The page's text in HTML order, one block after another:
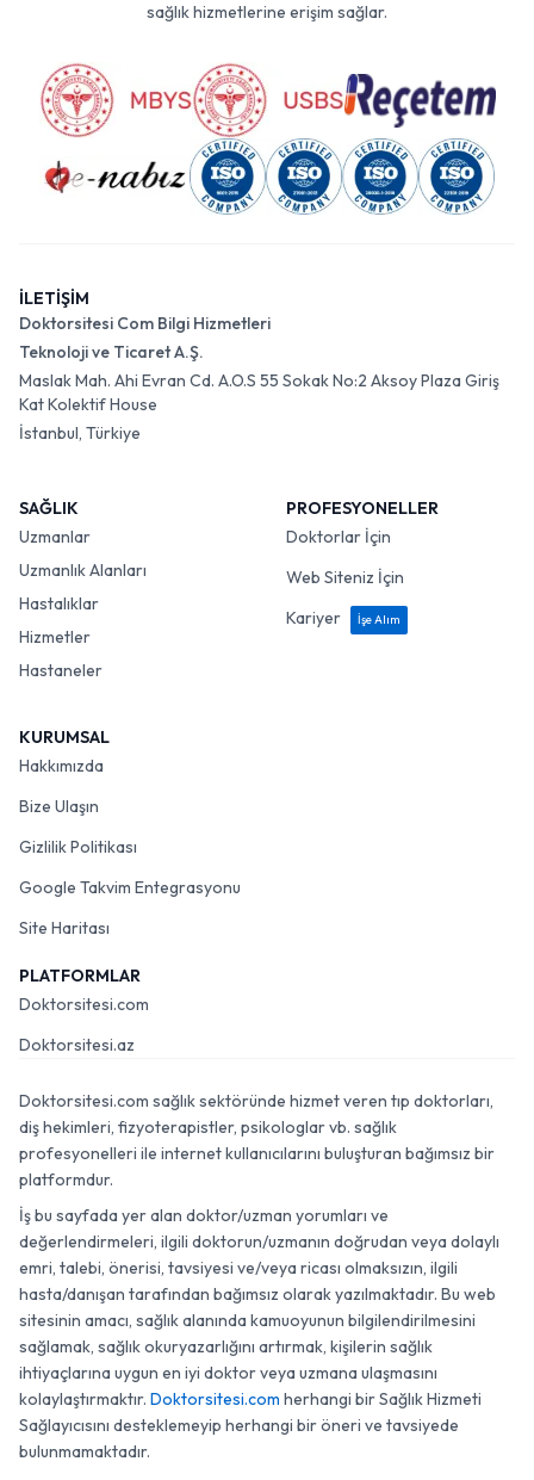
sağlık hizmetlerine erişim sağlar.
İLETİŞİM
Doktorsitesi Com Bilgi Hizmetleri
Teknoloji ve Ticaret A.Ş.
Maslak Mah. Ahi Evran Cd. A.O.S 55 Sokak No:2 Aksoy Plaza Giriş
Kat Kolektif House
İstanbul, Türkiye
SAĞLIK
Uzmanlar
Uzmanlık Alanları
Hastalıklar
Hizmetler
Hastaneler
PROFESYONELLER
Doktorlar İçin
Web Siteniz İçin
Kariyer
İşe Alım
KURUMSAL
Hakkımızda
Bize Ulaşın
Gizlilik Politikası
Google Takvim Entegrasyonu
Site Haritası
PLATFORMLAR
Doktorsitesi.com
Doktorsitesi.az
Doktorsitesi.com sağlık sektöründe hizmet veren tıp doktorları,
diş hekimleri, fizyoterapistler, psikologlar vb. sağlık
profesyonelleri ile internet kullanıcılarını buluşturan bağımsız bir
platformdur.
İş bu sayfada yer alan doktor/uzman yorumları ve
değerlendirmeleri, ilgili doktorun/uzmanın doğrudan veya dolaylı
emri, talebi, önerisi, tavsiyesi ve/veya ricası olmaksızın, ilgili
hasta/danışan tarafından bağımsız olarak yazılmaktadır. Bu web
sitesinin amacı, sağlık alanında kamuoyunun bilgilendirilmesini
sağlamak, sağlık okuryazarlığını artırmak, kişilerin sağlık
ihtiyaçlarına uygun en iyi doktor veya uzmana ulaşmasını
kolaylaştırmaktır. Doktorsitesi.com herhangi bir Sağlık Hizmeti
Sağlayıcısını desteklemeyip herhangi bir öneri ve tavsiyede
bulunmamaktadır.